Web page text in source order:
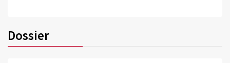
Dossier